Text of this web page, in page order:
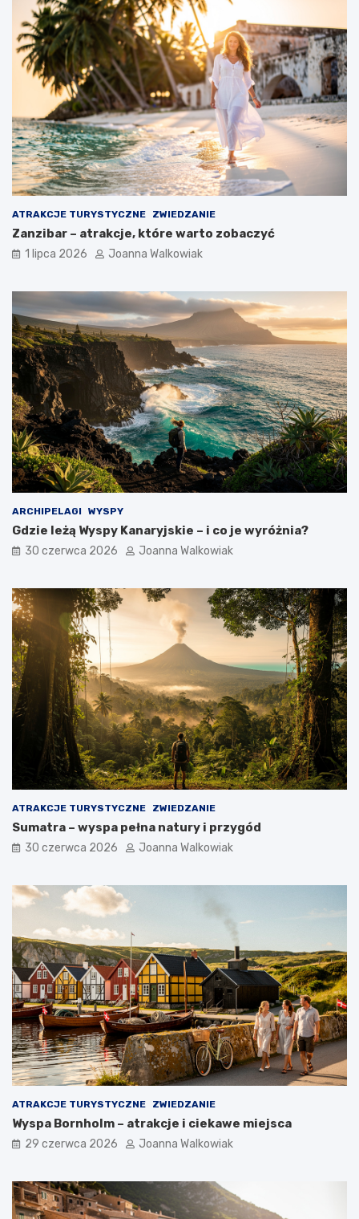
ATRAKCJE TURYSTYCZNE ZWIEDZANIE
Zanzibar – atrakcje, które warto zobaczyć
1 lipca 2026 Joanna Walkowiak
ARCHIPELAGI WYSPY
Gdzie leżą Wyspy Kanaryjskie – i co je wyróżnia?
30 czerwca 2026 Joanna Walkowiak
ATRAKCJE TURYSTYCZNE ZWIEDZANIE
Sumatra – wyspa pełna natury i przygód
30 czerwca 2026 Joanna Walkowiak
ATRAKCJE TURYSTYCZNE ZWIEDZANIE
Wyspa Bornholm – atrakcje i ciekawe miejsca
29 czerwca 2026 Joanna Walkowiak